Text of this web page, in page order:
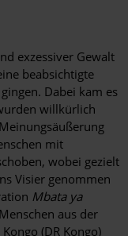
exzessiver Gewalt
beabsichtigte
Dabei kam es
willkürlich
mit
wobei gezielt
Visier genommen
Mbata ya
aus der
(DR Kongo)